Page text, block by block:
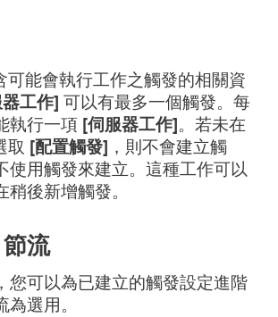
可能會執行工作之觸發的相關資
工作] 可以有最多一個觸發。每
執行一項 [伺服器工作]。若未在
取 [配置觸發] ，則不會建立觸
使用觸發來建立。這種工作可以
後新增觸發。
流
，您可以為已建立的觸發設定進階
選用。